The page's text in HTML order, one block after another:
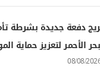
دفعة جديدة بشرطة
الأحمر لتعزيز حماية
08/08/